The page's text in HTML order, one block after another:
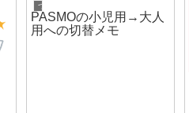
つぶやき
PASMOの小児用→大人
用への切替メモ